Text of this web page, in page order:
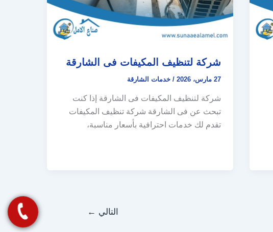
شركة لتنظيف المكيفات فى الشارقة
27 مارس، 2026 / خدمات الشارقة
شركة لتنظيف المكيفات فى الشارقة إذا كنت
تبحث عن فى الشارقة شركة تنظيف المكيفات
تقدم لك خدمات احترافية بأسعار مناسبة،
التالي ←